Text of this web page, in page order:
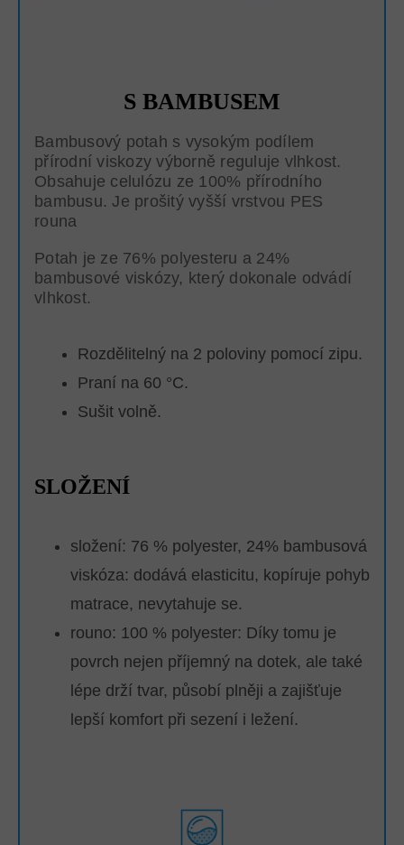
S BAMBUSEM
Bambusový potah s vysokým podílem
přírodní viskozy výborně reguluje vlhkost.
Obsahuje celulózu ze 100% přírodního
bambusu. Je prošitý vyšší vrstvou PES
rouna
Potah je ze 76% polyesteru a 24%
bambusové viskózy, který dokonale odvádí
vlhkost.
Rozdělitelný na 2 poloviny pomocí zipu.
Praní na 60 °C.
Sušit volně.
SLOŽENÍ
složení: 76 % polyester, 24% bambusová
viskóza: dodává elasticitu, kopíruje pohyb
matrace, nevytahuje se.
rouno: 100 % polyester: Díky tomu je
povrch nejen příjemný na dotek, ale také
lépe drží tvar, působí plněji a zajišťuje
lepší komfort při sezení i ležení.